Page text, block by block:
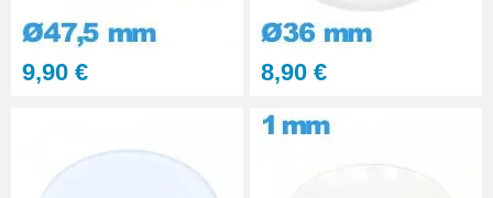
9,90 € 8,90 €